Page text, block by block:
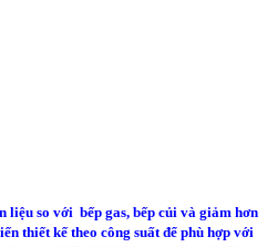
liệu so với bếp gas, bếp củi và giảm hơn
thiết kế theo công suất để phù hợp với